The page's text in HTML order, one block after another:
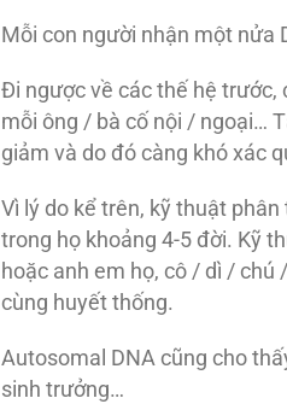
Mỗi con người nhận một nửa
Đi ngược về các thế hệ
mỗi ông / bà cố nội / ngoại…
giảm và do đó càng khó xác
Vì lý do kể trên, kỹ thuật
trong họ khoảng 4-5 đời. Kỹ
hoặc anh em họ, cô / dì /
cùng huyết thống.
Autosomal DNA cũng cho
sinh trưởng…